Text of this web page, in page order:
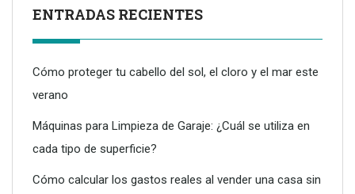
Dreame advierte: no todos los purificadores de aire son
eficaces contra la alergia
ENTRADAS RECIENTES
Cómo proteger tu cabello del sol, el cloro y el mar este
verano
Máquinas para Limpieza de Garaje: ¿Cuál se utiliza en
cada tipo de superficie?
Cómo calcular los gastos reales al vender una casa sin